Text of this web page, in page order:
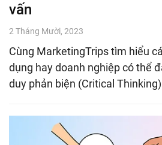
vấn
2 Tháng Mười, 2023
Cùng MarketingTrips tìm hiểu
dụng hay doanh nghiệp có thể
duy phản biện (Critical